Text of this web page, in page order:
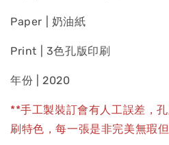
Paper | 奶油紙
Print | 3色孔版印刷
年份 | 2020
**手工製裝訂會有人工誤差，
刷特色，每一張是非完美無瑕